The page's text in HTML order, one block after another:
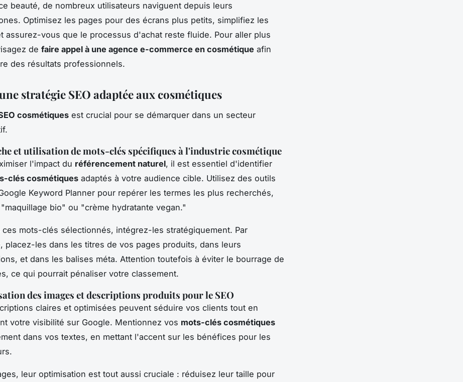
beauté, de nombreux utilisateurs naviguent depuis leurs
Optimisez les pages pour des écrans plus petits, simplifiez les
assurez-vous que le processus d'achat reste fluide. Pour aller plus
de faire appel à une agence e-commerce en cosmétique afin
des résultats professionnels.
stratégie SEO adaptée aux cosmétiques
cosmétiques est crucial pour se démarquer dans un secteur
et utilisation de mots-clés spécifiques à l'industrie cosmétique
l'impact du référencement naturel, il est essentiel d'identifier
clés cosmétiques adaptés à votre audience cible. Utilisez des outils
Keyword Planner pour repérer les termes les plus recherchés,
bio" ou "crème hydratante vegan."
ces mots-clés sélectionnés, intégrez-les stratégiquement. Par
placez-les dans les titres de vos pages produits, dans leurs
et dans les balises méta. Attention toutefois à éviter le bourrage de
ce qui pourrait pénaliser votre classement.
des images et descriptions produits pour le SEO
claires et optimisées peuvent séduire vos clients tout en
votre visibilité sur Google. Mentionnez vos mots-clés cosmétiques
dans vos textes, en mettant l'accent sur les bénéfices pour les
leur optimisation est tout aussi cruciale : réduisez leur taille pour